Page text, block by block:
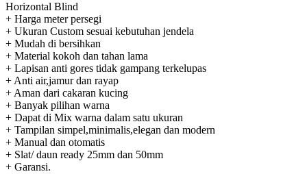
Horizontal Blind
+ Harga meter persegi
+ Ukuran Custom sesuai kebutuhan jendela
+ Mudah di bersihkan
+ Material kokoh dan tahan lama
+ Lapisan anti gores tidak gampang terkelupas
+ Anti air,jamur dan rayap
+ Aman dari cakaran kucing
+ Banyak pilihan warna
+ Dapat di Mix warna dalam satu ukuran
+ Tampilan simpel,minimalis,elegan dan modern
+ Manual dan otomatis
+ Slat/ daun ready 25mm dan 50mm
+ Garansi.